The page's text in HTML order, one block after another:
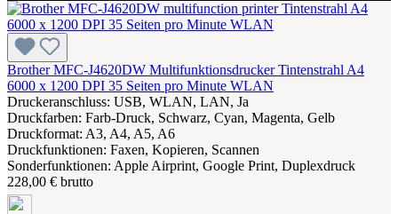
Brother MFC-J4620DW Multifunktionsdrucker Tintenstrahl A4
6000 x 1200 DPI 35 Seiten pro Minute WLAN
Druckeranschluss: USB, WLAN, LAN, Ja
Druckfarben: Farb-Druck, Schwarz, Cyan, Magenta, Gelb
Druckformat: A3, A4, A5, A6
Druckfunktionen: Faxen, Kopieren, Scannen
Sonderfunktionen: Apple Airprint, Google Print, Duplexdruck
228,00 € brutto